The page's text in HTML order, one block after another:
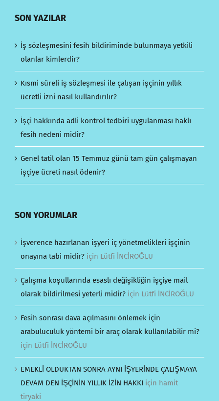
SON YAZILAR
İş sözleşmesini fesih bildiriminde bulunmaya yetkili
olanlar kimlerdir?
Kısmi süreli iş sözleşmesi ile çalışan işçinin yıllık
ücretli izni nasıl kullandırılır?
İşçi hakkında adli kontrol tedbiri uygulanması haklı
fesih nedeni midir?
Genel tatil olan 15 Temmuz günü tam gün çalışmayan
işçiye ücreti nasıl ödenir?
SON YORUMLAR
İşverence hazırlanan işyeri iç yönetmelikleri işçinin
onayına tabi midir? için Lütfi İNCİROĞLU
Çalışma koşullarında esaslı değişikliğin işçiye mail
olarak bildirilmesi yeterli midir? için Lütfi İNCİROĞLU
Fesih sonrası dava açılmasını önlemek için
arabuluculuk yöntemi bir araç olarak kullanılabilir mi?
için Lütfi İNCİROĞLU
EMEKLİ OLDUKTAN SONRA AYNI İŞYERİNDE ÇALIŞMAYA
DEVAM DEN İŞÇİNİN YILLIK İZİN HAKKI için hamit
tiryaki